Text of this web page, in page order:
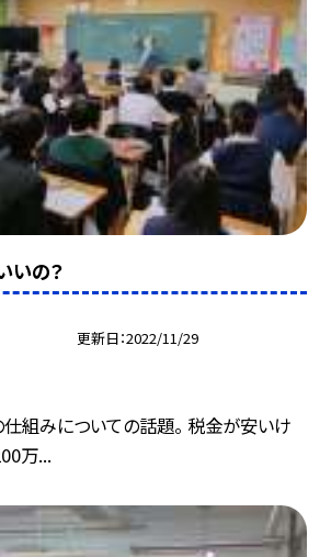
いの？
更新日 2022/11/29
組みについての話題。 税金が安いけ
万...